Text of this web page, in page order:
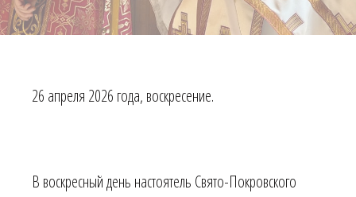
26 апреля 2026 года, воскресение.
В воскресный день настоятель Свято-Покровского